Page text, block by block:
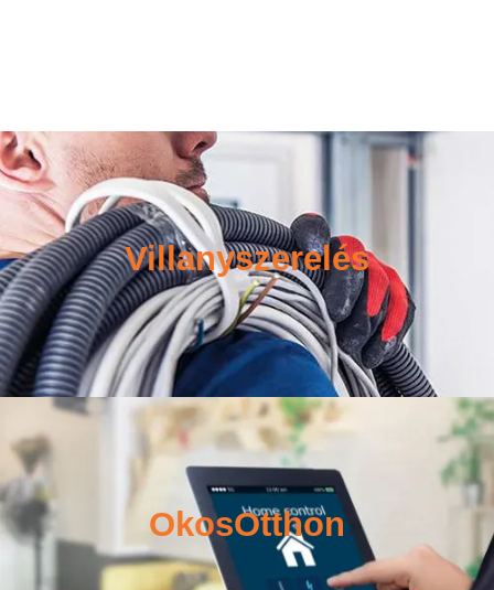
Villanyszerelés
OkosOtthon